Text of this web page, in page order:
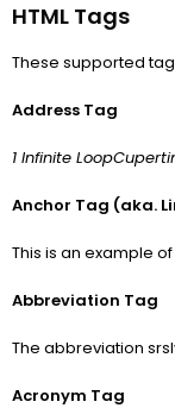
HTML Tags
These supported
Address Tag
1 Infinite
Anchor Tag (aka.
This is an example
Abbreviation Tag
The abbreviation
Acronym Tag